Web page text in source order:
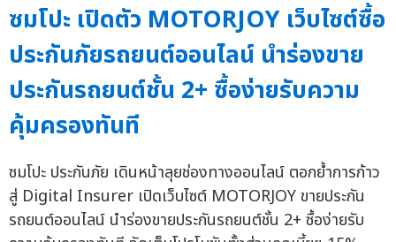
ซมโปะ เปิดตัว MOTORJOY เว็บไซต์ซื้อ
ประกันภัยรถยนต์ออนไลน์ นำร่องขาย
ประกันรถยนต์ชั้น 2+ ซื้อง่ายรับความ
คุ้มครองทันที
ซมโปะ ประกันภัย เดินหน้าลุยช่องทางออนไลน์ ตอกย้ำการก้าว
สู่ Digital Insurer เปิดเว็บไซต์ MOTORJOY ขายประกัน
รถยนต์ออนไลน์ นำร่องขายประกันรถยนต์ชั้น 2+ ซื้อง่ายรับ